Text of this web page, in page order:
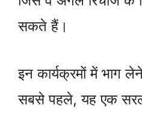
सकते हैं।
इन कार्यक्रमों में भाग
सबसे पहले, यह एक सरल